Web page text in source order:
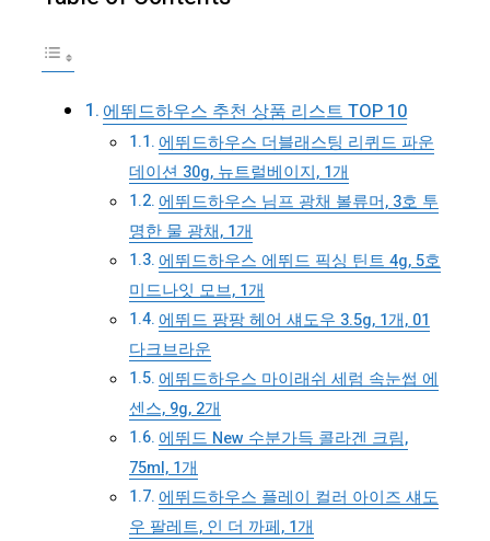
에뛰드하우스 추천 상품 리스트 TOP 10
에뛰드하우스 더블래스팅 리퀴드 파운
데이션 30g, 뉴트럴베이지, 1개
에뛰드하우스 님프 광채 볼류머, 3호 투
명한 물 광채, 1개
에뛰드하우스 에뛰드 픽싱 틴트 4g, 5호
미드나잇 모브, 1개
에뛰드 팡팡 헤어 섀도우 3.5g, 1개, 01
다크브라운
에뛰드하우스 마이래쉬 세럼 속눈썹 에
센스, 9g, 2개
에뛰드 New 수분가득 콜라겐 크림,
75ml, 1개
에뛰드하우스 플레이 컬러 아이즈 섀도
우 팔레트, 인 더 까페, 1개